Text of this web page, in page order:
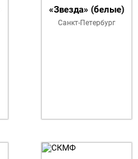
«Звезда» (белые)
Санкт-Петербург